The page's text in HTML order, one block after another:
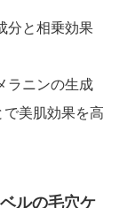
分と相乗効果
ラニンの生成
美肌効果を高
ルの毛穴ケ